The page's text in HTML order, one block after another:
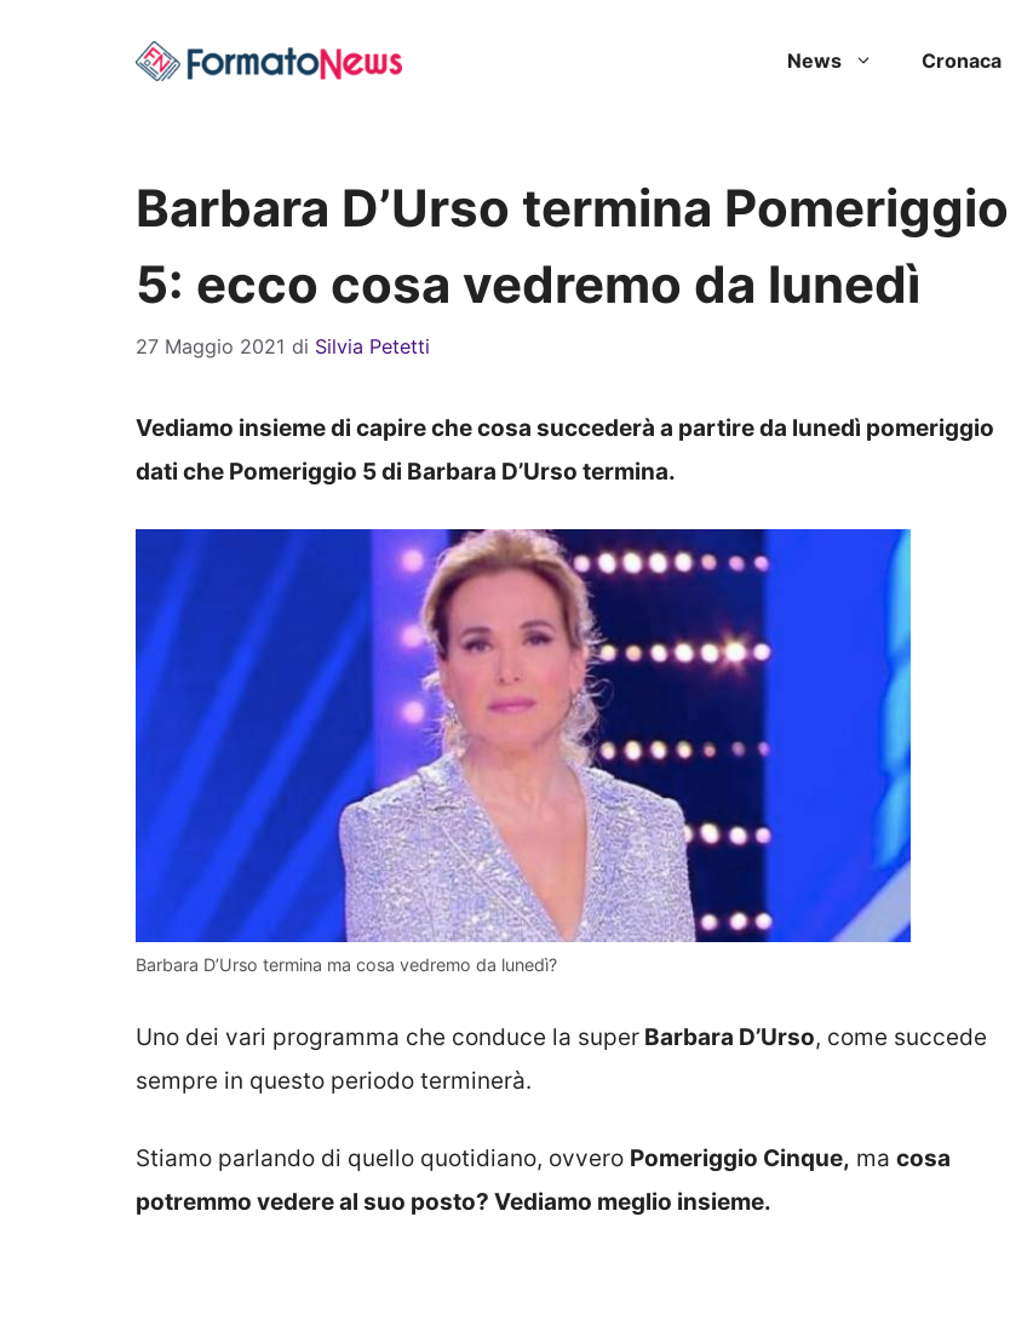
News Cronaca
Barbara D’Urso termina Pomeriggio
5: ecco cosa vedremo da lunedì
27 Maggio 2021 di Silvia Petetti
Vediamo insieme di capire che cosa succederà a partire da lunedì pomeriggio
dati che Pomeriggio 5 di Barbara D’Urso termina.
Barbara D’Urso termina ma cosa vedremo da lunedì?
Uno dei vari programma che conduce la super Barbara D’Urso, come succede
sempre in questo periodo terminerà.
Stiamo parlando di quello quotidiano, ovvero Pomeriggio Cinque, ma cosa
potremmo vedere al suo posto? Vediamo meglio insieme.